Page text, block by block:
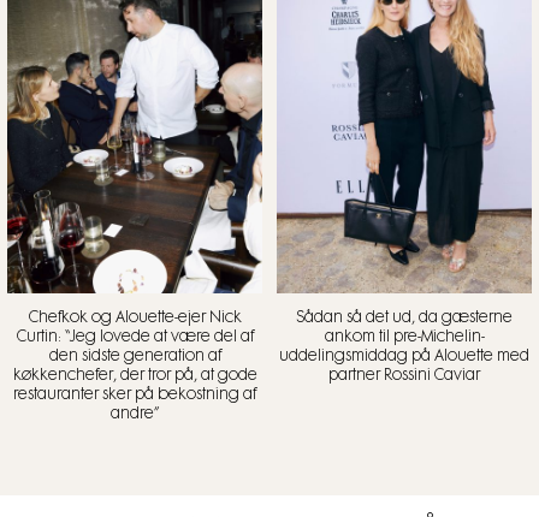
Chefkok og Alouette-ejer Nick
Curtin: “Jeg lovede at være del af
den sidste generation af
køkkenchefer, der tror på, at gode
restauranter sker på bekostning af
andre”
Sådan så det ud, da gæsterne
ankom til pre-Michelin-
uddelingsmiddag på Alouette med
partner Rossini Caviar